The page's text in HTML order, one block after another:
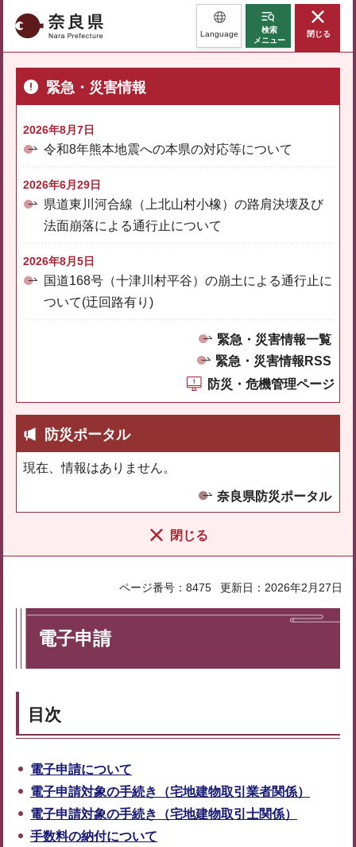
奈良県 Language
検索
メニュー
閉じる
緊急・災害情報
2026年8月7日
令和8年熊本地震への本県の対応等について
2026年6月29日
県道東川河合線（上北山村小橡）の路肩決壊及び
法面崩落による通行止について
2026年8月5日
国道168号（十津川村平谷）の崩土による通行止に
ついて(迂回路有り)
緊急・災害情報一覧
緊急・災害情報RSS
防災・危機管理ページ
防災ポータル
現在、情報はありません。
奈良県防災ポータル
閉じる
ページ番号：8475 更新日：2026年2月27日
電子申請
目次
電子申請について
電子申請対象の手続き（宅地建物取引業者関係）
電子申請対象の手続き（宅地建物取引士関係）
手数料の納付について